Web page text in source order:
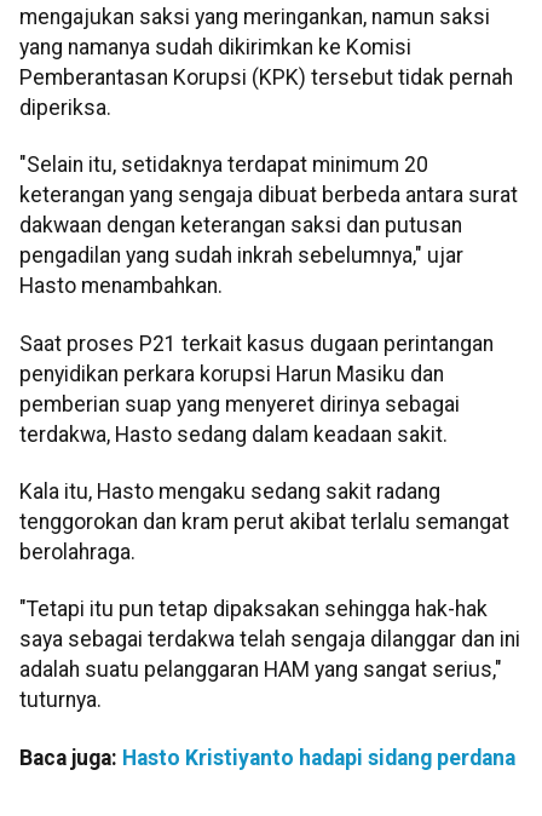
mengajukan saksi yang meringankan, namun saksi
yang namanya sudah dikirimkan ke Komisi
Pemberantasan Korupsi (KPK) tersebut tidak pernah
diperiksa.
"Selain itu, setidaknya terdapat minimum 20
keterangan yang sengaja dibuat berbeda antara surat
dakwaan dengan keterangan saksi dan putusan
pengadilan yang sudah inkrah sebelumnya," ujar
Hasto menambahkan.
Saat proses P21 terkait kasus dugaan perintangan
penyidikan perkara korupsi Harun Masiku dan
pemberian suap yang menyeret dirinya sebagai
terdakwa, Hasto sedang dalam keadaan sakit.
Kala itu, Hasto mengaku sedang sakit radang
tenggorokan dan kram perut akibat terlalu semangat
berolahraga.
"Tetapi itu pun tetap dipaksakan sehingga hak-hak
saya sebagai terdakwa telah sengaja dilanggar dan ini
adalah suatu pelanggaran HAM yang sangat serius,"
tuturnya.
Baca juga: Hasto Kristiyanto hadapi sidang perdana